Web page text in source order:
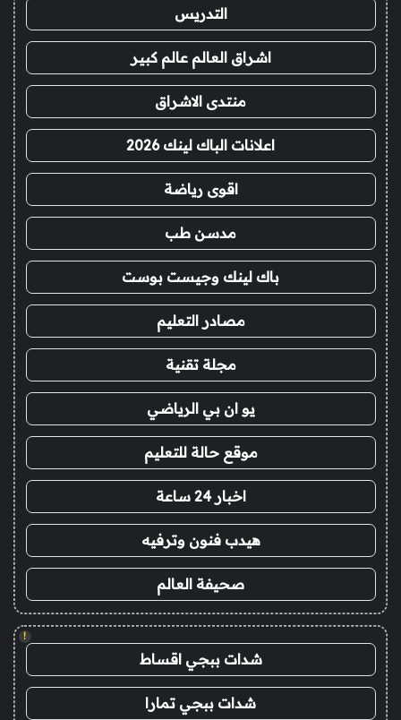
التدريس
اشراق العالم عالم كبير
منتدى الاشراق
اعلانات الباك لينك 2026
اقوى رياضة
مدسن طب
باك لينك وجيست بوست
مصادر التعليم
مجلة تقنية
يو ان بي الرياضي
موقع حالة للتعليم
اخبار 24 ساعة
هيدب فنون وترفيه
صحيفة العالم
!
شدات ببجي اقساط
شدات ببجي تمارا